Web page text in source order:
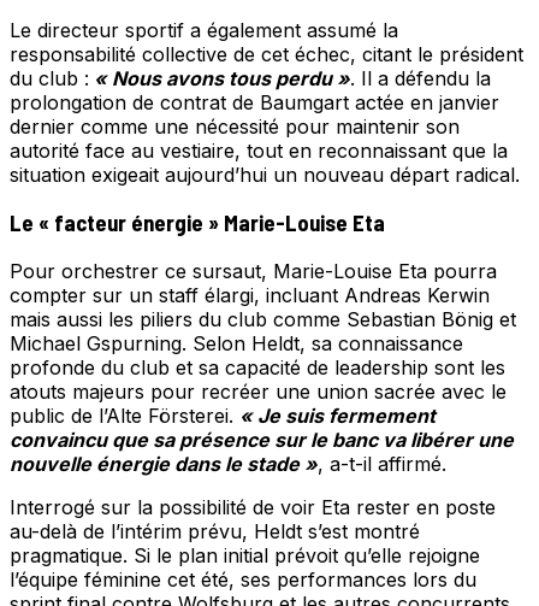
Le directeur sportif a également assumé la
responsabilité collective de cet échec, citant le président
du club : « Nous avons tous perdu ». Il a défendu la
prolongation de contrat de Baumgart actée en janvier
dernier comme une nécessité pour maintenir son
autorité face au vestiaire, tout en reconnaissant que la
situation exigeait aujourd’hui un nouveau départ radical.
Le « facteur énergie » Marie-Louise Eta
Pour orchestrer ce sursaut, Marie-Louise Eta pourra
compter sur un staff élargi, incluant Andreas Kerwin
mais aussi les piliers du club comme Sebastian Bönig et
Michael Gspurning. Selon Heldt, sa connaissance
profonde du club et sa capacité de leadership sont les
atouts majeurs pour recréer une union sacrée avec le
public de l’Alte Försterei. « Je suis fermement
convaincu que sa présence sur le banc va libérer une
nouvelle énergie dans le stade », a-t-il affirmé.
Interrogé sur la possibilité de voir Eta rester en poste
au-delà de l’intérim prévu, Heldt s’est montré
pragmatique. Si le plan initial prévoit qu’elle rejoigne
l’équipe féminine cet été, ses performances lors du